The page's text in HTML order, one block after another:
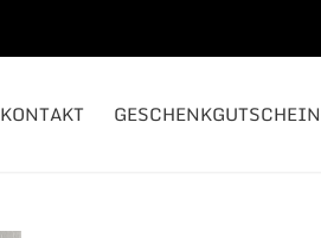
KONTAKT GESCHENKGUTSCHEIN